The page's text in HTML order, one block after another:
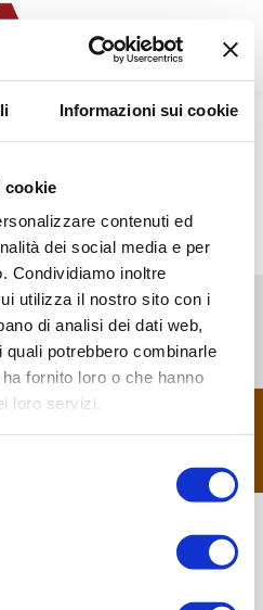
Informazioni sui cookie
cookie
contenuti ed
dei social media e per
Condividiamo inoltre
utilizza il nostro sito con i
di analisi dei dati web,
potrebbero combinarle
fornito loro o che hanno
loro servizi.
Search:
è un marchio di Maestro